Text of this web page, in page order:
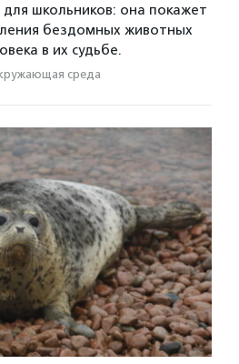
школьников: она покажет
бездомных животных
в их судьбе.
среда